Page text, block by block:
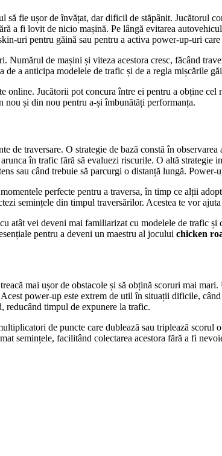
să fie ușor de învățat, dar dificil de stăpânit. Jucătorul
a fi lovit de nicio mașină. Pe lângă evitarea
uri pentru găină sau pentru a activa power-up-uri
de mașini și viteza acestora cresc, făcând
a anticipa modelele de trafic și de a regla mișcările
online. Jucătorii pot concura între ei pentru a obține
nou și din nou pentru a-și îmbunătăți performanța.
de traversare. O strategie de bază constă în
în trafic fără să evaluezi riscurile. O altă
sau când trebuie să parcurgi o distanță lungă. Power-
perfecte pentru a traversa, în timp ce alții
semințele din timpul traversărilor. Acestea te vor
atât vei deveni mai familiarizat cu modelele de trafic
pentru a deveni un maestru al jocului chicken
mai ușor de obstacole și să obțină scoruri mai
power-up este extrem de util în situații dificile,
reducând timpul de expunere la trafic.
de puncte care dublează sau triplează
semințele, facilitând colectarea acestora fără a fi